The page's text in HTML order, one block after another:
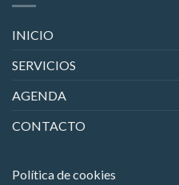
INICIO
SERVICIOS
AGENDA
CONTACTO
Política de cookies